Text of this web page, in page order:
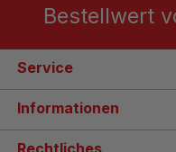
Bestellwert
Service
Informationen